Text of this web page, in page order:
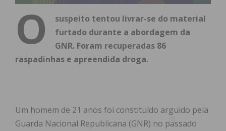
O
suspeito tentou livrar-se do material
furtado durante a abordagem da
GNR. Foram recuperadas 86
raspadinhas e apreendida droga.
Um homem de 21 anos foi constituído arguido pela
Guarda Nacional Republicana (GNR) no passado